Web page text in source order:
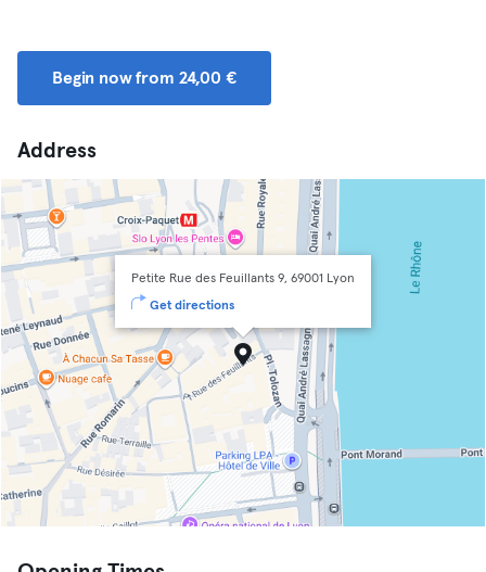
Begin now from 24,00 €
Address
Petite Rue des Feuillants 9, 69001 Lyon
Get directions